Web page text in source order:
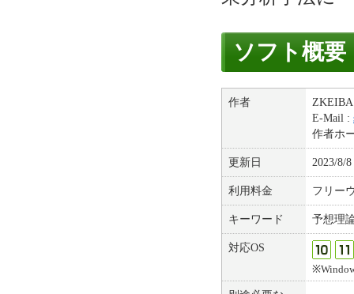
ソフト概要
作者
ZKEIBA
E-Mail :
作者ホ
更新日 2023/8/8
利用料金 フリー
キーワード 予想理
対応OS